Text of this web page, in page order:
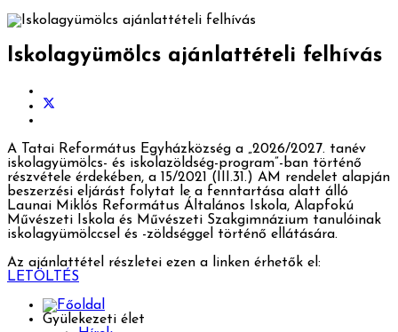
Iskolagyümölcs ajánlattételi felhívás
A Tatai Református Egyházközség a „2026/2027. tanév
iskolagyümölcs- és iskolazöldség-program”-ban történő
részvétele érdekében, a 15/2021 (III.31.) AM rendelet alapján
beszerzési eljárást folytat le a fenntartása alatt álló
Launai Miklós Református Általános Iskola, Alapfokú
Művészeti Iskola és Művészeti Szakgimnázium tanulóinak
iskolagyümölccsel és -zöldséggel történő ellátására.
Az ajánlattétel részletei ezen a linken érhetők el:
LETÖLTÉS
Gyülekezeti élet